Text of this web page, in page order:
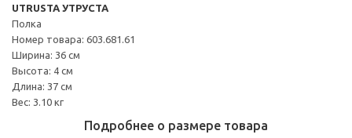
UTRUSTA УТРУСТА
Полка
Номер товара: 603.681.61
Ширина: 36 см
Высота: 4 см
Длина: 37 см
Вес: 3.10 кг
Подробнее о размере товара